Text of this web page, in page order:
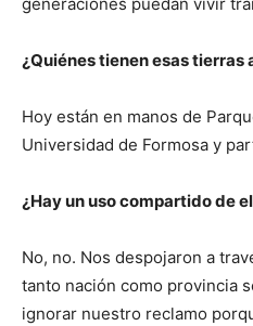
¿Quiénes tienen esas tierras
Hoy están en manos de
Universidad de Formosa y
¿Hay un uso compartido de
No, no. Nos despojaron a
tanto nación como provincia
ignorar nuestro reclamo